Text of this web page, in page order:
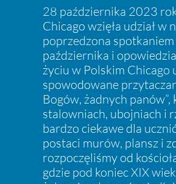
28 października 2023
Chicago wzięła udział
poprzedzona
października i
życiu w Polskim Chicago
spowodowane
Bogów, żadnych
stalowniach, ubojniach i
bardzo ciekawe dla
postaci murów, plansz i
rozpoczęliśmy od
gdzie pod koniec XIX